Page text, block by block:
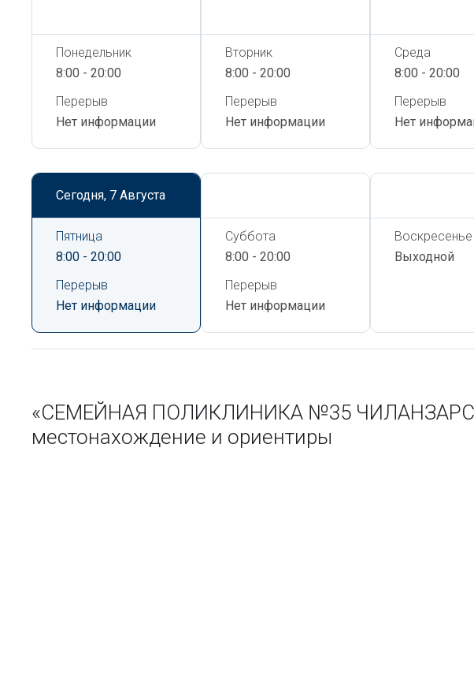
Понедельник
8:00 - 20:00
Перерыв
Нет информации
Вторник
8:00 - 20:00
Перерыв
Нет информации
Среда
8:00 - 20:00
Перерыв
Нет
Сегодня, 7 Августа
Пятница
8:00 - 20:00
Перерыв
Нет информации
Суббота
8:00 - 20:00
Перерыв
Нет информации
Воскресенье
Выходной
«СЕМЕЙНАЯ ПОЛИКЛИНИКА №35
местонахождение и ориентиры